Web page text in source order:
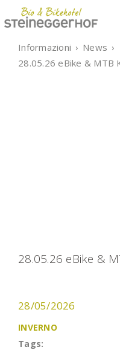
Informazioni
News
28.05.26 eBike & MTB
28.05.26 eBike &
28/05/2026
INVERNO
Tags: